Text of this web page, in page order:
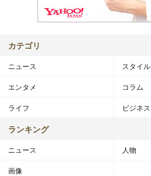
カテゴリ
ニュース スタイル
エンタメ コラム
ライフ ビジネス
ランキング
ニュース 人物
画像